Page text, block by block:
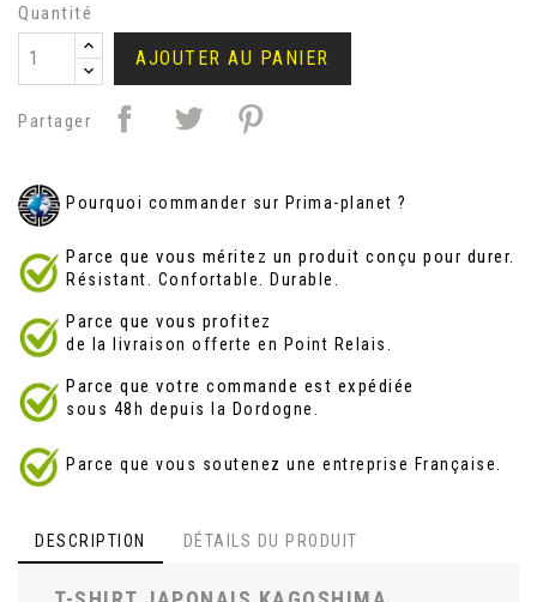
Quantité
AJOUTER AU PANIER
Partager
Pourquoi commander sur Prima-planet ?
Parce que vous méritez un produit conçu pour durer.
Résistant. Confortable. Durable.
Parce que vous profitez
de la livraison offerte en Point Relais.
Parce que votre commande est expédiée
sous 48h depuis la Dordogne.
Parce que vous soutenez une entreprise Française.
DESCRIPTION DÉTAILS DU PRODUIT